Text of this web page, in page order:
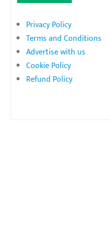
Privacy Policy
Terms and Conditions
Advertise with us
Cookie Policy
Refund Policy